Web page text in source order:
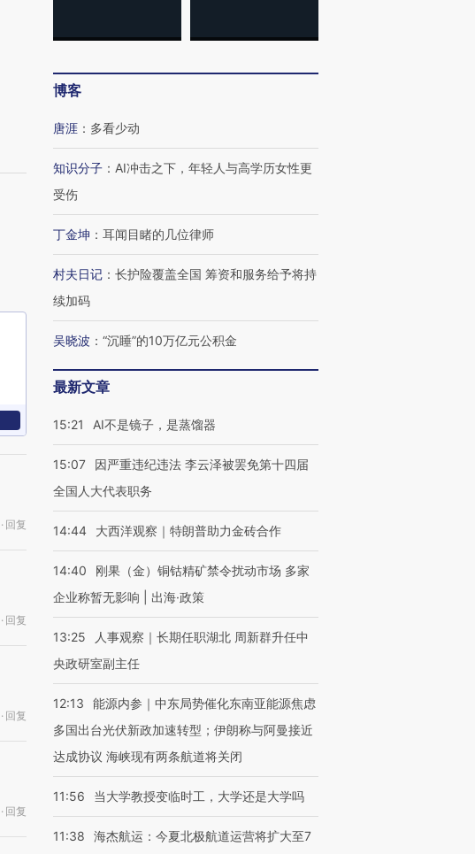
· 回复
· 回复
· 回复
· 回复
博客
唐涯 ： 多看少动
知识分子 ： AI冲击之下，年轻人与高学历女性更
受伤
丁金坤 ： 耳闻目睹的几位律师
村夫日记 ： 长护险覆盖全国 筹资和服务给予将持
续加码
吴晓波 ： “沉睡”的10万亿元公积金
最新文章
15:21 AI不是镜子，是蒸馏器
15:07
因严重违纪违法 李云泽被罢免第十四届
全国人大代表职务
14:44 大西洋观察｜特朗普助力金砖合作
14:40
刚果（金）铜钴精矿禁令扰动市场 多家
企业称暂无影响 | 出海·政策
13:25
人事观察｜长期任职湖北 周新群升任中
央政研室副主任
12:13
能源内参｜中东局势催化东南亚能源焦虑
多国出台光伏新政加速转型；伊朗称与阿曼接近
达成协议 海峡现有两条航道将关闭
11:56 当大学教授变临时工，大学还是大学吗
11:38
海杰航运：今夏北极航道运营将扩大至7